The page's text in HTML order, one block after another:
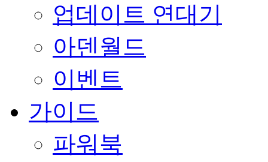
업데이트 연대기
아덴월드
이벤트
가이드
파워북